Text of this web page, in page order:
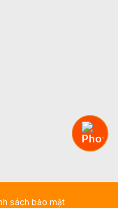
sách bảo mật